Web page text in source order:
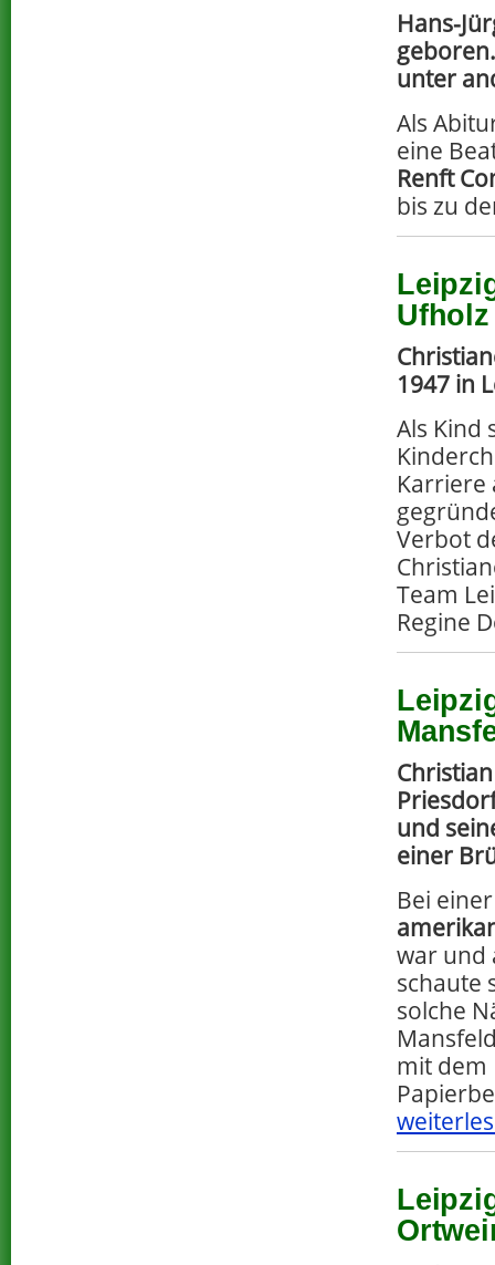
Hans-
unter
Als
eine
Renft
bis zu
Ufholz
1947 in
Als Kind
Karriere
Verbot
Team
Regine
und
einer
Bei
war und
schaute
solche
mit dem